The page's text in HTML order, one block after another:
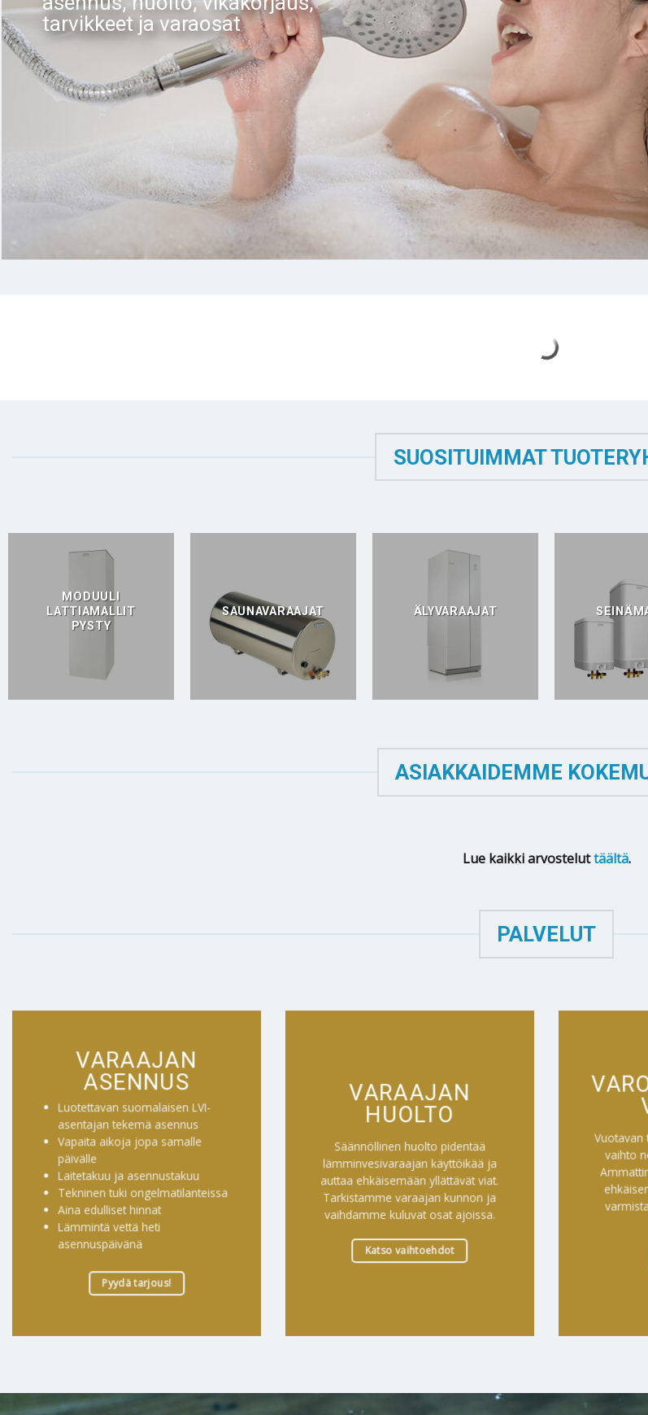
tarvikkeet ja varaosat
SUOSITUIMMAT
MODUULI
LATTIAMALLIT
PYSTY
SAUNAVARAAJAT ÄLYVARAAJAT
ASIAKKAIDEMME
Lue kaikki arvosteluttäältä.
PALVELUT
VARAAJAN
ASENNUS
Luotettavan suomalaisen LVI-
asentajan tekemä asennus
Vapaita aikoja jopa samalle
päivälle
Laitetakuu ja asennustakuu
Tekninen tuki ongelmatilanteissa
Aina edulliset hinnat
Lämmintä vettä heti
asennuspäivänä
Pyydä tarjous!
VARAAJAN
HUOLTO
Säännöllinen huolto pidentää
lämminvesivaraajan käyttöikää ja
auttaa ehkäisemään yllättävät viat.
Tarkistamme varaajan kunnon ja
vaihdamme kuluvat osat ajoissa.
Katso vaihtoehdot
Vuotavan
vaihto